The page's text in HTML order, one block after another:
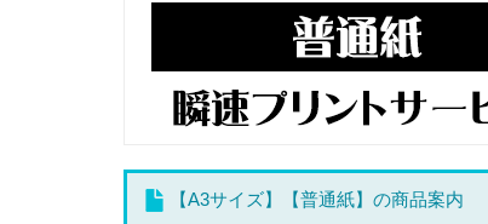
【A3サイズ】【普通紙】の商品案内